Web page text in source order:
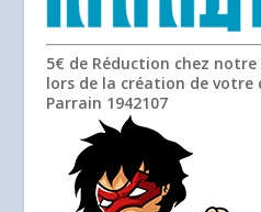
5€ de Réduction chez
lors de la création de votre
Parrain 1942107